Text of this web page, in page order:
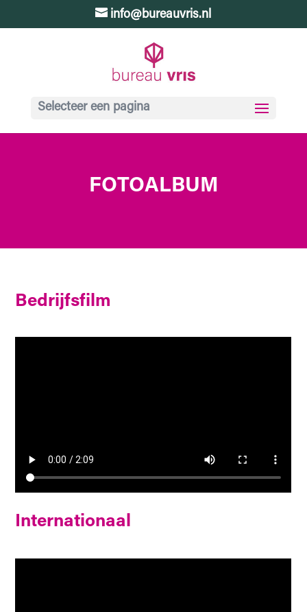
info@bureauvris.nl
Selecteer een pagina
FOTOALBUM
Bedrijfsfilm
Internationaal